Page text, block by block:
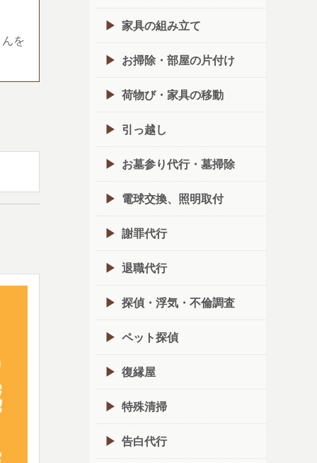
を
家具の組み立て
お掃除・部屋の片付け
荷物び・家具の移動
引っ越し
お墓参り代行・墓掃除
電球交換、照明取付
謝罪代行
退職代行
探偵・浮気・不倫調査
ペット探偵
復縁屋
特殊清掃
告白代行